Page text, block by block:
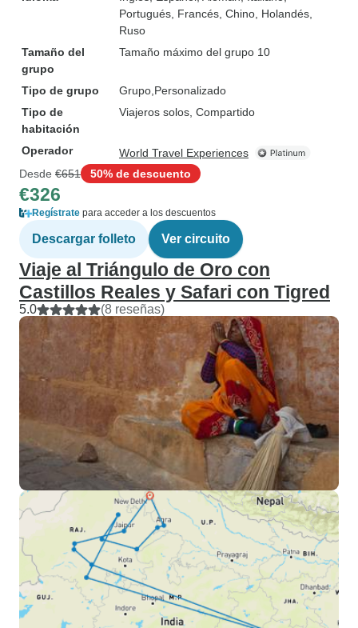
Portugués, Francés, Chino, Holandés,
Ruso
Tamaño del
grupo
Tamaño máximo del grupo 10
Tipo de grupo Grupo Personalizado
Tipo de
habitación
Viajeros solos, Compartido
Operador
World Travel Experiences
Desde €651 50% de descuento
€326
Regístrate para acceder a los descuentos
Descargar folleto Ver circuito
Viaje al Triángulo de Oro con
Castillos Reales y Safari con Tigred
5.0 (8 reseñas)